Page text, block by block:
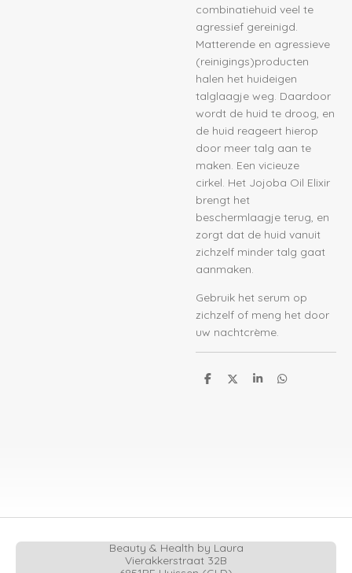
combinatiehuid veel te
agressief gereinigd.
Matterende en agressieve
(reinigings)producten
halen het huideigen
talglaagje weg. Daardoor
wordt de huid te droog, en
de huid reageert hierop
door meer talg aan te
maken. Een vicieuze
cirkel. Het Jojoba Oil Elixir
brengt het
beschermlaagje terug, en
zorgt dat de huid vanuit
zichzelf minder talg gaat
aanmaken.
Gebruik het serum op
zichzelf of meng het door
uw nachtcrème.
D
D
S
D
Beauty & Health by Laura
Vierakkerstraat 32B